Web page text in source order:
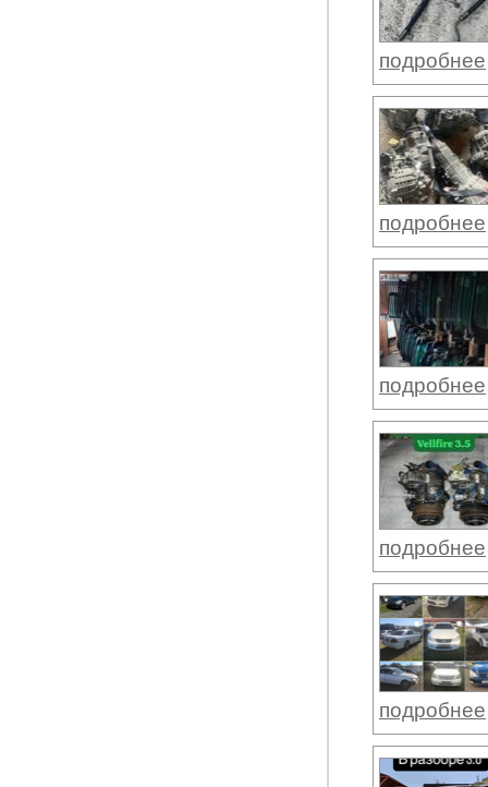
подробнее
подробнее
подробнее
подробнее
подробнее